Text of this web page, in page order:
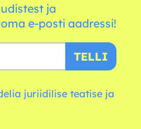
ja
e-posti aadressi!
TELLI
juriidilise teatise ja